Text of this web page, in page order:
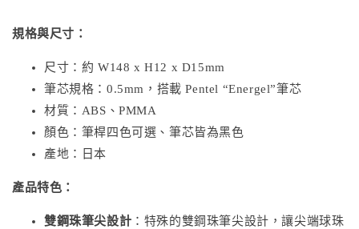
規格與尺寸：
尺寸：約 W148 x H12 x D15mm
筆芯規格：0.5mm，搭載 Pentel “Energel”筆芯
材質：ABS、PMMA
顏色：筆桿四色可選、筆芯皆為黑色
產地：日本
產品特色：
雙鋼珠筆尖設計 ：特殊的雙鋼珠筆尖設計，讓尖端球珠